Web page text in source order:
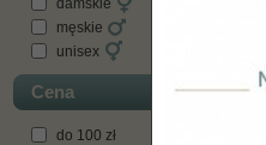
męskie
unisex
Cena
do 100 zł